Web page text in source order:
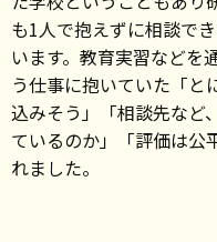
も1人で抱えずに相談で
います。教育実習などを
う仕事に抱いていた「と
込みそう」「相談先など
ているのか」「評価は公
れました。